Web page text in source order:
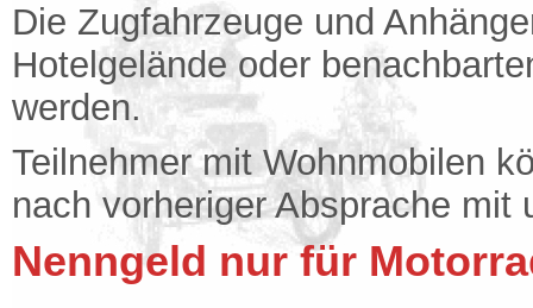
Die Zugfahrzeuge und
Hotelgelände oder
werden.
Teilnehmer mit Wohnmobilen
nach vorheriger Absprache mit
Nenngeld nur für